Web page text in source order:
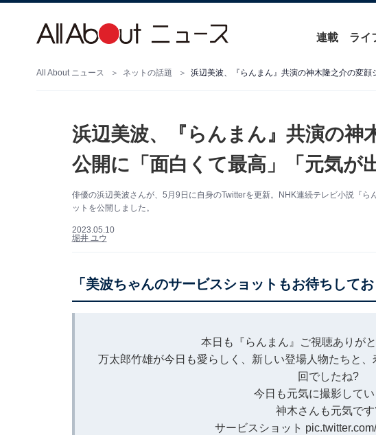
連載 ライ
All About ニュース ネットの話題 浜辺美波、『らんまん』共演の神木隆之介の変顔
浜辺美波、『らんまん』共演の神
公開に「面白くて最高」「元気が
俳優の浜辺美波さんが、5月9日に自身のTwitterを更新。NHK連続テレビ小説『ら
ットを公開しました。
2023.05.10
堀井 ユウ
「美波ちゃんのサービスショットもお待ちしてお
本日も『らんまん』ご視聴ありが
万太郎竹雄が今日も愛らしく、新しい登場人物たちと
回でしたね?
今日も元気に撮影して
神木さんも元気で
サービスショット